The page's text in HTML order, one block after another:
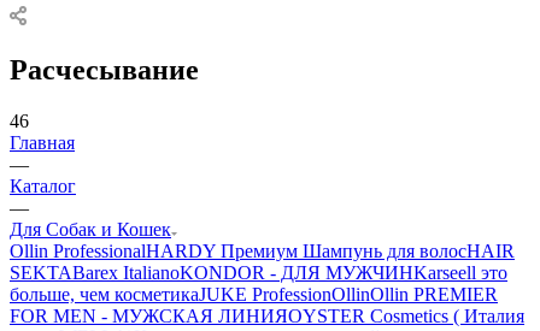
Расчесывание
46
Главная
—
Каталог
—
Для Собак и Кошек
Ollin ProfessionalHARDY Премиум Шампунь для волосHAIR
SEKTABarex ItalianoKONDOR - ДЛЯ МУЖЧИНKarseell это
больше, чем косметикаJUKE ProfessionOllinOllin PREMIER
FOR MEN - МУЖСКАЯ ЛИНИЯOYSTER Cosmetics ( Италия